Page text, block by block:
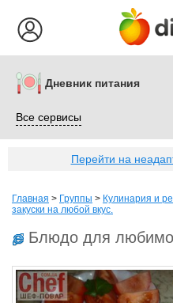
Дневник питания
Все сервисы
Перейти на
Главная > Группы > Кулинария и
закуски на любой вкус.
Блюдо для